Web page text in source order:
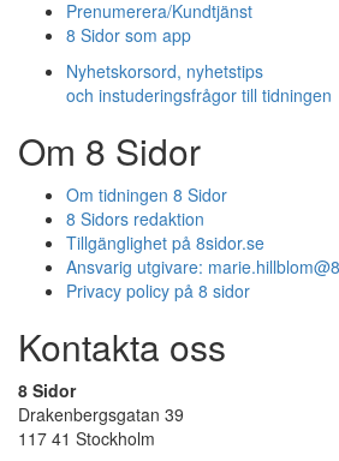
Prenumerera/Kundtjänst
8 Sidor som app
Nyhetskorsord, nyhetstips
och instuderingsfrågor till tidningen
Om 8 Sidor
Om tidningen 8 Sidor
8 Sidors redaktion
Tillgänglighet på 8sidor.se
Ansvarig utgivare:
Privacy policy på 8 sidor
Kontakta oss
8 Sidor
Drakenbergsgatan 39
117 41 Stockholm